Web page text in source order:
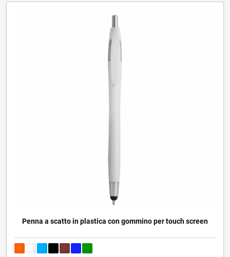
Penna a scatto in plastica con gommino per touch screen